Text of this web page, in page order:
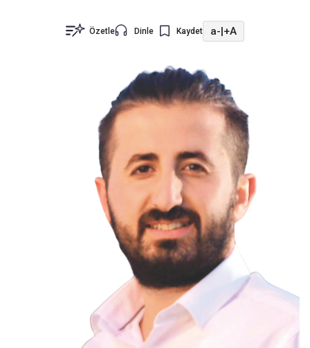
Özetle Dinle Kaydet a-|+A